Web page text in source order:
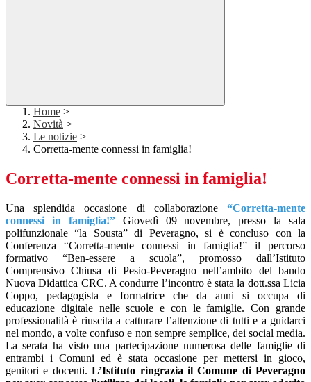
Home >
Novità >
Le notizie >
Corretta-mente connessi in famiglia!
Corretta-mente connessi in famiglia!
Una splendida occasione di collaborazione “Corretta-mente
connessi in famiglia!”Giovedì 09 novembre, presso la sala
polifunzionale “la Sousta” di Peveragno, si è concluso con la
Conferenza “Corretta-mente connessi in famiglia!” il percorso
formativo “Ben-essere a scuola”, promosso dall’Istituto
Comprensivo Chiusa di Pesio-Peveragno nell’ambito del bando
Nuova Didattica CRC. A condurre l’incontro è stata la dott.ssa Licia
Coppo, pedagogista e formatrice che da anni si occupa di
educazione digitale nelle scuole e con le famiglie. Con grande
professionalità è riuscita a catturare l’attenzione di tutti e a guidarci
nel mondo, a volte confuso e non sempre semplice, dei social media.
La serata ha visto una partecipazione numerosa delle famiglie di
entrambi i Comuni ed è stata occasione per mettersi in gioco,
genitori e docenti.L’Istituto ringrazia il Comune di Peveragno